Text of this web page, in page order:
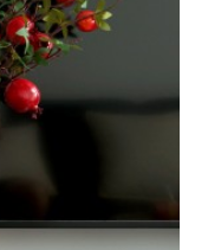
cá còn là lựa
vừa giảm
ảnh hưởng đến